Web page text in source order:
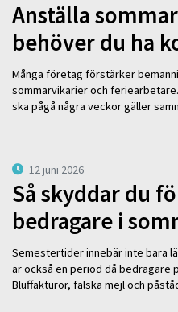
Anställa
behöver du ha
Många företag förstärker
sommarvikarier och
ska pågå några veckor gäller
12 juni 2026
Så skyddar du
bedragare i
Semestertider innebär inte bara
är också en period då bedragare
Bluffakturor, falska mejl och